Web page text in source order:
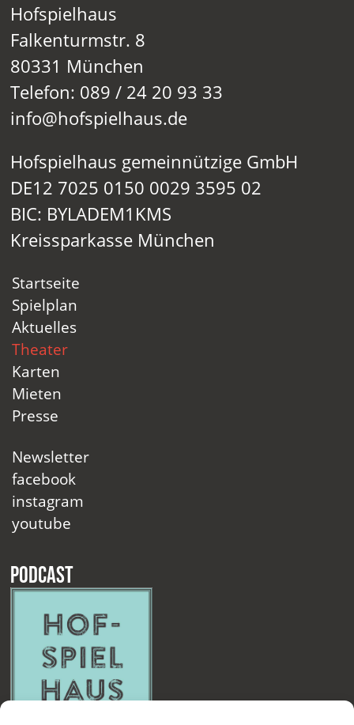
Hofspielhaus
Falkenturmstr. 8
80331 München
Telefon: 089 / 24 20 93 33
info@hofspielhaus.de
Hofspielhaus gemeinnützige GmbH
DE12 7025 0150 0029 3595 02
BIC: BYLADEM1KMS
Kreissparkasse München
Startseite
Spielplan
Aktuelles
Theater
Karten
Mieten
Presse
Newsletter
facebook
instagram
youtube
Podcast